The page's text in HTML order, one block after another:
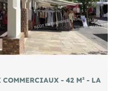
- 42 M² - LA